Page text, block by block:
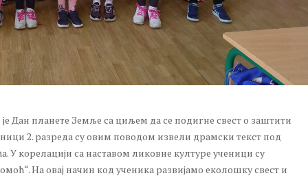
Дан планете Земље са циљем да се подигне свест о заштити
2. разреда су овим поводом извели драмски текст под
корелацији са наставом ликовне културе ученици су
На овај начин код ученика развијамо еколошку свест и